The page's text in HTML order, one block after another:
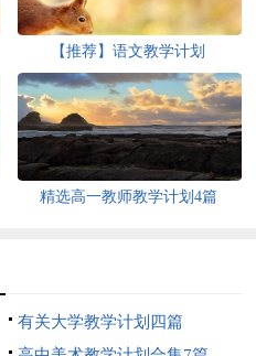
【推荐】语文教学计划
精选高一教师教学计划4篇
有关大学教学计划四篇